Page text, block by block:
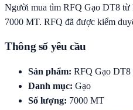
Người mua tìm RFQ Gạo DT8
7000 MT. RFQ đã được kiểm
Thông số yêu cầu
Sản phẩm: RFQ Gạo DT8
Danh mục: Gạo
Số lượng: 7000 MT